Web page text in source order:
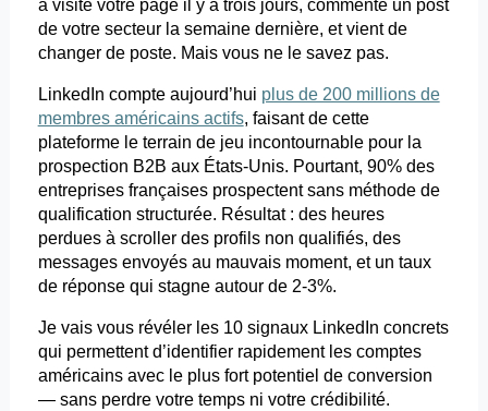
a visité votre page il y a trois jours, commenté un post
de votre secteur la semaine dernière, et vient de
changer de poste. Mais vous ne le savez pas.
LinkedIn compte aujourd’hui plus de 200 millions de
membres américains actifs, faisant de cette
plateforme le terrain de jeu incontournable pour la
prospection B2B aux États-Unis. Pourtant, 90% des
entreprises françaises prospectent sans méthode de
qualification structurée. Résultat : des heures
perdues à scroller des profils non qualifiés, des
messages envoyés au mauvais moment, et un taux
de réponse qui stagne autour de 2-3%.
Je vais vous révéler les 10 signaux LinkedIn concrets
qui permettent d’identifier rapidement les comptes
américains avec le plus fort potentiel de conversion
— sans perdre votre temps ni votre crédibilité.